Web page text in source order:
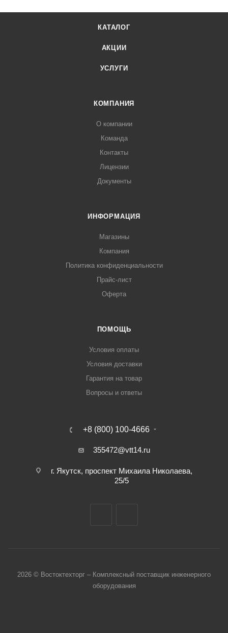
КАТАЛОГ
АКЦИИ
УСЛУГИ
КОМПАНИЯ
О компании
Команда
Контакты
Лицензии
Документы
ИНФОРМАЦИЯ
Магазины
Компания
Политика конфиденциальности
Прайс-лист
Оферта
ПОМОЩЬ
Условия оплаты
Условия доставки
Гарантия на товар
Вопросы и ответы
+8 (800) 100-4666
355472@vtt14.ru
г. Якутск, проспект Михаила Николаева,
25/5
2026 © Востоктехторг – Комплексный поставщик инженерного
оборудования